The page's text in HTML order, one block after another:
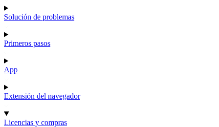
Solución de problemas
Primeros pasos
App
Extensión del navegador
Licencias y compras